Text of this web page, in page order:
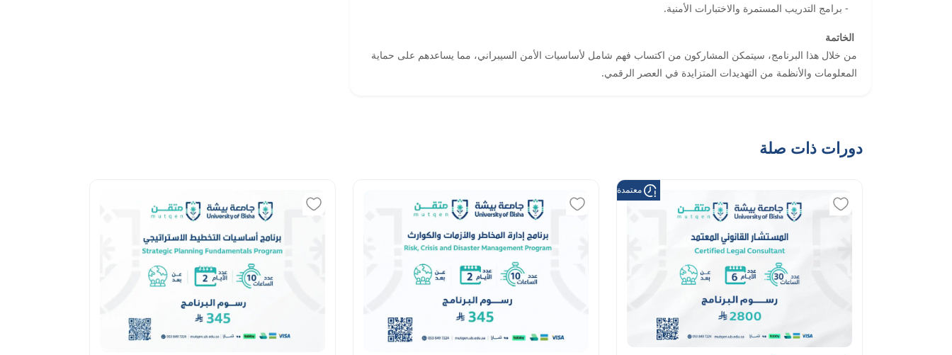
- برامج التدريب المستمرة والاختبارات الأمنية.
الخاتمة
من خلال هذا البرنامج، سيتمكن المشاركون من اكتساب فهم شامل لأساسيات الأمن السيبراني، مما يساعدهم على حماية
المعلومات والأنظمة من التهديدات المتزايدة في العصر الرقمي.
دورات ذات صلة
معتمدة من هدف